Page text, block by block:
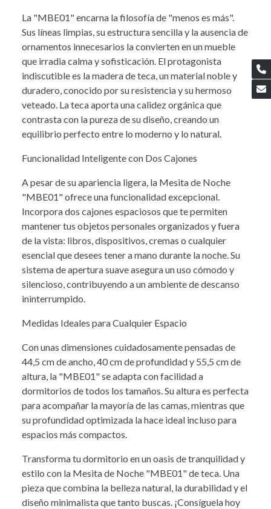
La "MBE01" encarna la filosofía de "menos es más".
Sus líneas limpias, su estructura sencilla y la ausencia de
ornamentos innecesarios la convierten en un mueble
que irradia calma y sofisticación. El protagonista
indiscutible es la madera de teca, un material noble y
duradero, conocido por su resistencia y su hermoso
veteado. La teca aporta una calidez orgánica que
contrasta con la pureza de su diseño, creando un
equilibrio perfecto entre lo moderno y lo natural.
Funcionalidad Inteligente con Dos Cajones
A pesar de su apariencia ligera, la Mesita de Noche
"MBE01" ofrece una funcionalidad excepcional.
Incorpora dos cajones espaciosos que te permiten
mantener tus objetos personales organizados y fuera
de la vista: libros, dispositivos, cremas o cualquier
esencial que desees tener a mano durante la noche. Su
sistema de apertura suave asegura un uso cómodo y
silencioso, contribuyendo a un ambiente de descanso
ininterrumpido.
Medidas Ideales para Cualquier Espacio
Con unas dimensiones cuidadosamente pensadas de
44,5 cm de ancho, 40 cm de profundidad y 55,5 cm de
altura, la "MBE01" se adapta con facilidad a
dormitorios de todos los tamaños. Su altura es perfecta
para acompañar la mayoría de las camas, mientras que
su profundidad optimizada la hace ideal incluso para
espacios más compactos.
Transforma tu dormitorio en un oasis de tranquilidad y
estilo con la Mesita de Noche "MBE01" de teca. Una
pieza que combina la belleza natural, la durabilidad y el
diseño minimalista que tanto buscas. ¡Consíguela hoy